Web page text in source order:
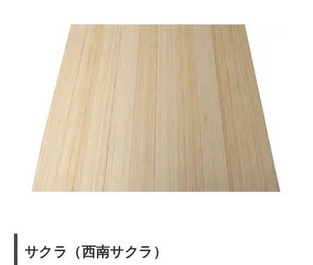
サクラ（西南サクラ）